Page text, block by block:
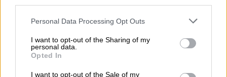
Personal Data Processing Opt Outs
I want to opt-out of the Sharing of my
personal data.
Opted In
I want to opt-out of the Sale of my
30/7 2021
Un informe del CDC estadounidense
Covid-19 de las personas vacunadas
El documento, revelado por The New York Times
y The Washington Post recalca la facilidad de
transmisión de la variante delta del coronavirus y